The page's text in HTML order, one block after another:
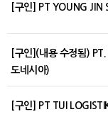
[구인] PT YOUNG JIN
[구인](내용 수정됨)
도네시아)
[구인] PT TUI